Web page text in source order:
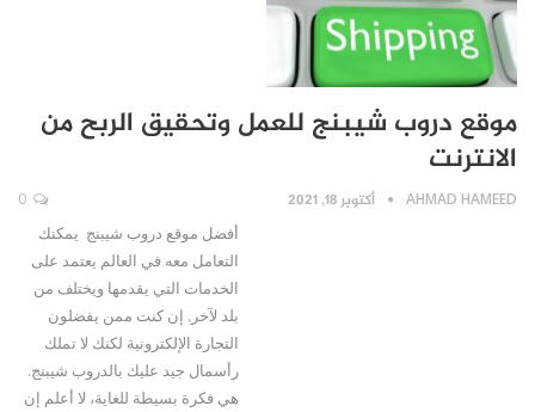
موقع دروب شيبنج للعمل وتحقيق الربح من
الانترنت
AHMAD HAMEED أكتوبر 18, 2021
أفضل موقع دروب شيبنج يمكنك
التعامل معه في العالم يعتمد على
الخدمات التي يقدمها ويختلف من
بلد لآخر. إن كنت ممن يفضلون
التجارة الإلكترونية لكنك لا تملك
رأسمال جيد عليك بالدروب شيبنج.
هي فكرة بسيطة للغاية، لا أعلم إن